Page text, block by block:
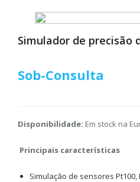
Simulador de precisão
Sob-Consulta
Disponibilidade: Em stock na
Principais características
Simulação de sensores Pt100,